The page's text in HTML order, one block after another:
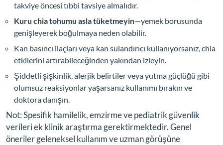
takviye öncesi tıbbi tavsiye almalıdır.
Kuru chia tohumu asla tüketmeyin—yemek borusunda
genişleyerek boğulmaya neden olabilir.
Kan basıncı ilaçları veya kan sulandırıcı kullanıyorsanız, chia
etkilerini artırabileceğinden yakından izleyin.
Şiddetli şişkinlik, alerjik belirtiler veya yutma güçlüğü gibi
olumsuz reaksiyonlar yaşarsanız kullanımı bırakın ve
doktora danışın.
Not: Spesifik hamilelik, emzirme ve pediatrik güvenlik
verileri ek klinik araştırma gerektirmektedir. Genel
öneriler geleneksel kullanım ve uzman görüşüne